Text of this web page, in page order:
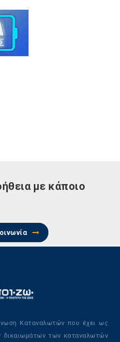
με κάποιο
Καταναλωτών που έχει ως
δικαιωμάτων των καταναλωτών